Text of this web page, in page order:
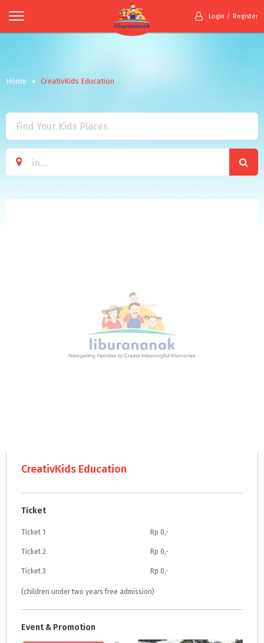
Login Register
Home CreativKids Education
CreativKids Education
Ticket
Ticket 1 Rp 0,-
Ticket 2 Rp 0,-
Ticket 3 Rp 0,-
(children under two years free admission)
Event & Promotion